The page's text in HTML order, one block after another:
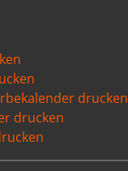
drucken
drucken